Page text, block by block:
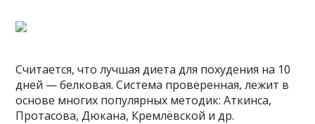
Считается, что лучшая диета для похудения на 10
дней — белковая. Система проверенная, лежит в
основе многих популярных методик: Аткинса,
Протасова, Дюкана, Кремлёвской и др.